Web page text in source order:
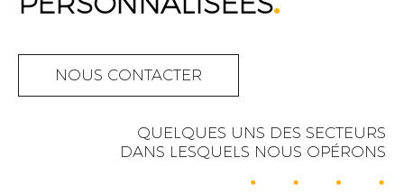
NOUS CONTACTER
QUELQUES UNS DES SECTEURS
DANS LESQUELS NOUS OPÉRONS